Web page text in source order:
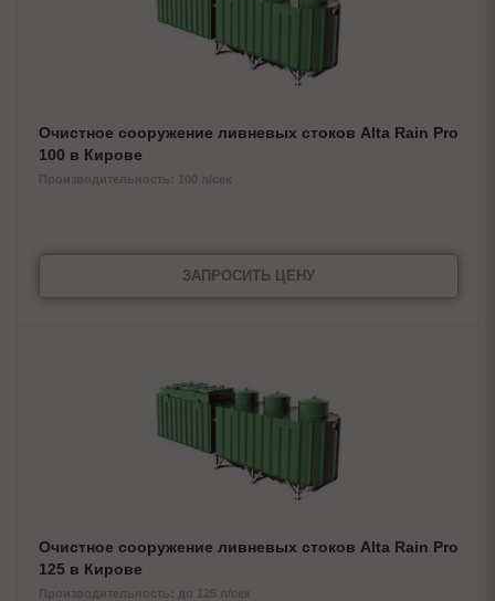
Очистное сооружение ливневых стоков Alta Rain Pro
100 в Кирове
Производительность: 100 л/сек
ЗАПРОСИТЬ ЦЕНУ
Очистное сооружение ливневых стоков Alta Rain Pro
125 в Кирове
Производительность: до 125 л/сек